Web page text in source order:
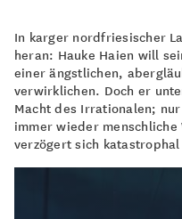
In karger nordfriesischer
heran: Hauke Haien will
einer ängstlichen,
verwirklichen. Doch er
Macht des Irrationalen;
immer wieder
verzögert sich